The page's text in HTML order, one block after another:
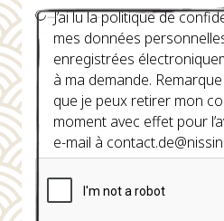
J’ai lu la politique de
mes données
enregistrées
à ma demande.
que je peux retirer mon
moment avec effet pour
e-mail à